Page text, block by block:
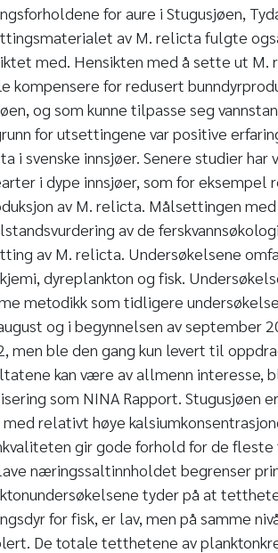
for aure i Stugusjøen,
av M. relicta fulgte
med. Hensikten med å sette ut M.
kompensere for redusert
og som kunne tilpasse seg
for utsettingene var positive
i svenske innsjøer. Senere studier
i dype innsjøer, som for
av M. relicta. Målsettingen
av de
av M. relicta. Undersøkelsene
dyreplankton og fisk.
metodikk som tidligere
og i begynnelsen av september
men ble den gang kun levert til
kan være av allmenn interesse,
som NINA Rapport.
med relativt høye
gir gode forhold for de fleste
næringssaltinnholdet begrenser
tyder på at
for fisk, er lav, men på samme
De totale tetthetene av